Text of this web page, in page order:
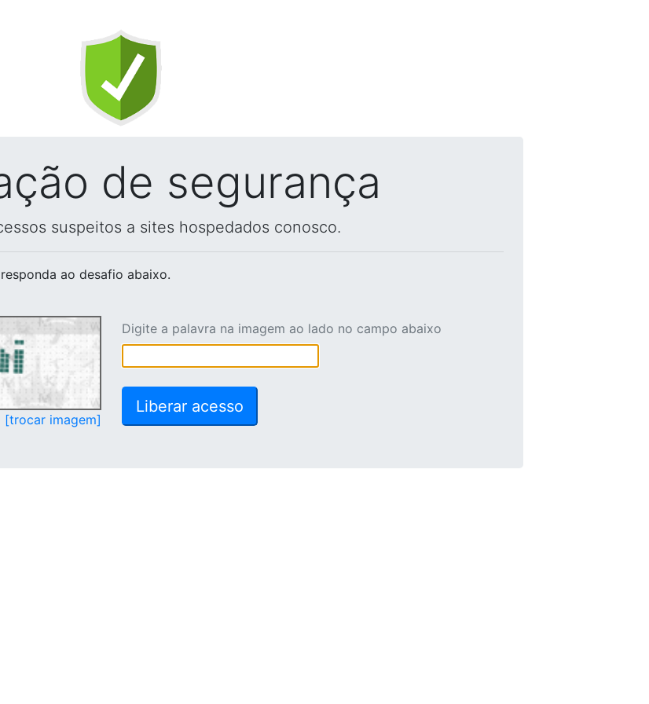
de segurança
suspeitos a sites hospedados conosco.
ao desafio abaixo.
[trocar imagem]
Digite a palavra na imagem ao lado no campo abaixo